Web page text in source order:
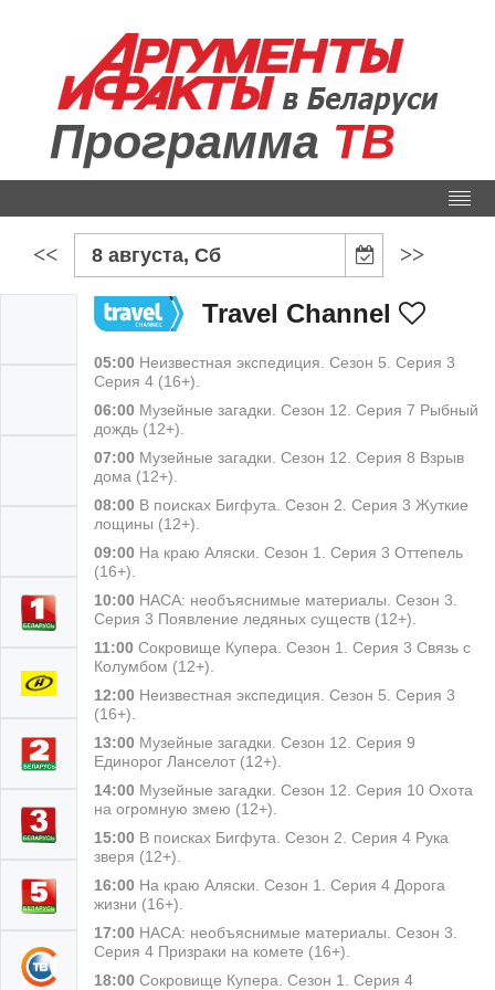
Программа ТВ
<< 8 августа, Сб >>
Travel Channel
05:00 Неизвестная экспедиция. Сезон 5. Серия 3
Серия 4 (16+).
06:00 Музейные загадки. Сезон 12. Серия 7 Рыбный
дождь (12+).
07:00 Музейные загадки. Сезон 12. Серия 8 Взрыв
дома (12+).
08:00 В поисках Бигфута. Сезон 2. Серия 3 Жуткие
лощины (12+).
09:00 На краю Аляски. Сезон 1. Серия 3 Оттепель
(16+).
10:00 НАСА: необъяснимые материалы. Сезон 3.
Серия 3 Появление ледяных существ (12+).
11:00 Сокровище Купера. Сезон 1. Серия 3 Связь с
Колумбом (12+).
12:00 Неизвестная экспедиция. Сезон 5. Серия 3
(16+).
13:00 Музейные загадки. Сезон 12. Серия 9
Единорог Ланселот (12+).
14:00 Музейные загадки. Сезон 12. Серия 10 Охота
на огромную змею (12+).
15:00 В поисках Бигфута. Сезон 2. Серия 4 Рука
зверя (12+).
16:00 На краю Аляски. Сезон 1. Серия 4 Дорога
жизни (16+).
17:00 НАСА: необъяснимые материалы. Сезон 3.
Серия 4 Призраки на комете (16+).
18:00 Сокровище Купера. Сезон 1. Серия 4